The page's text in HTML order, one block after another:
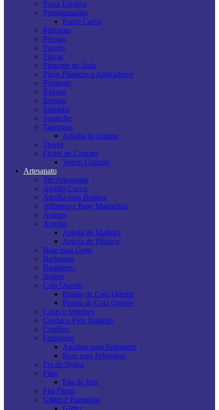
Passa Elástico
Passamanarias
Ponto Curva
Pedrarias
Pérolas
Pincéis
Pinças
Pingente de Seda
Pinos Plásticos e Aplicadores
Pompom
Réguas
Rendas
Sianinha
Soutache
Tapeçaria
Agulha de Smirna
Teares
Fecho de Contato
Velcro Comum
Artesanato
Ver Artesanato
Agulha Curva
Agulha para Boneca
Alfinetes e Base Magnética
Arames
Argolas
Argola de Madeira
Argola de Plástico
Base para Corte
Barbantes
Bastidores
Botões
Cola Quente
Bastão de Cola Quente
Pistola de Cola Quente
Colas e Vernizes
Cordas e Fios Naturais
Cordões
Feltragem
Agulhas para Feltragem
Base para Feltragem
Fio de Nylon
Fitas
Fita de Juta
Fita Floral
Glitter e Purpurina
Glitter